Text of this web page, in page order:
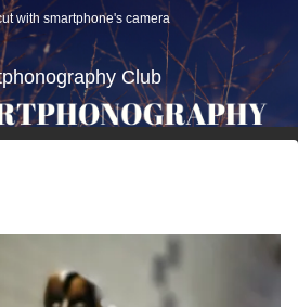
with smartphone's camera
Club